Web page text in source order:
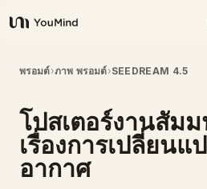
YouMind
ภาพรวม
กรณีการใช้งาน
ทักษะ
พรอมต์›ภาพ พรอมต์›SEEDREAM 4.5
โปสเตอร์งานสัม
เรื่องการเปลี่ยน
อากาศ